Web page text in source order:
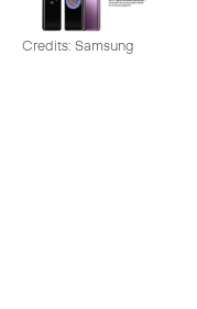
Credits: Samsung